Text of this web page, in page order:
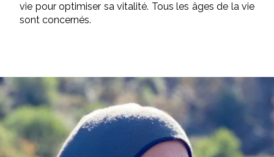
vie pour optimiser sa vitalité. Tous les âges de la vie
sont concernés.